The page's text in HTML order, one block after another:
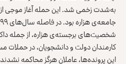
به‌شدت زخمی شد. این حمله آغاز موجی
شخصیت‌های برجسته‌ی هزاره، از جمله
کارمندان دولت و دانشجویان، در حملات
این پرونده‌ها، عاملان هرگز محاکمه